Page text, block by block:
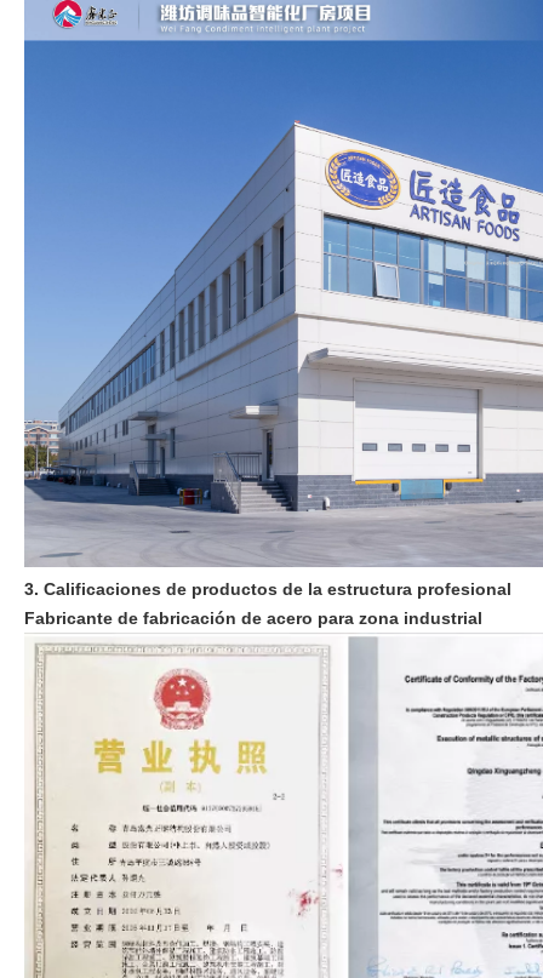
3. Calificaciones de productos de la estructura profesional
Fabricante de fabricación de acero para zona industrial